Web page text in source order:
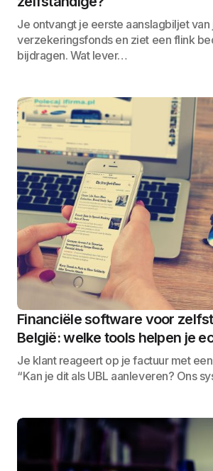
Je ontvangt je eerste aanslagbiljet van
verzekeringsfonds en ziet een flink
bijdragen. Wat lever…
Financiële software voor
België: welke tools helpen je
Je klant reageert op je factuur met
“Kan je dit als UBL aanleveren? Ons